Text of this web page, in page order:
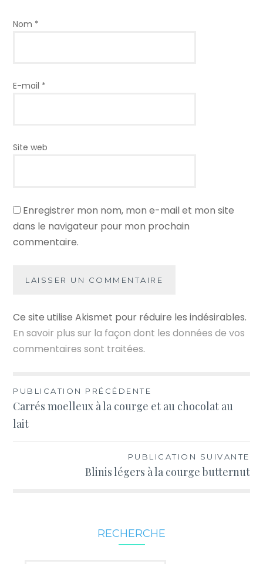
Nom *
E-mail *
Site web
Enregistrer mon nom, mon e-mail et mon site
dans le navigateur pour mon prochain
commentaire.
Ce site utilise Akismet pour réduire les indésirables.
En savoir plus sur la façon dont les données de vos
commentaires sont traitées.
Navigation
de
l’article
PUBLICATION PRÉCÉDENTE
Carrés moelleux à la courge et au chocolat au
lait
PUBLICATION SUIVANTE
Blinis légers à la courge butternut
RECHERCHE